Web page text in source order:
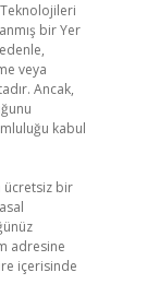
Teknolojileri
bir Yer
veya
Ancak,
kabul
ücretsiz bir
adresine
içerisinde